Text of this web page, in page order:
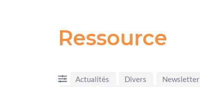
Ressource
Actualités Divers Newsletter